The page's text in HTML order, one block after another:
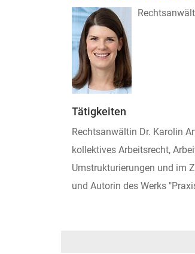
Tätigkeiten
Rechtsanwältin Dr. Karolin
kollektives Arbeitsrecht,
Umstrukturierungen und im
und Autorin des Werks